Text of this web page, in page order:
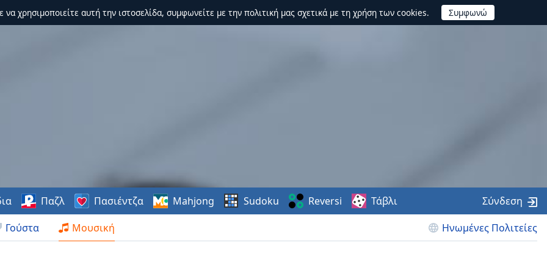
να χρησιμοποιείτε αυτή την ιστοσελίδα, συμφωνείτε με την πολιτική μας σχετικά με τη χρήση των cookies.
Γούστα Μουσική Ηνωμένες Πολιτείες
Παζλ Πασιέντζα Mahjong Sudoku Reversi Τάβλι Σύνδεση